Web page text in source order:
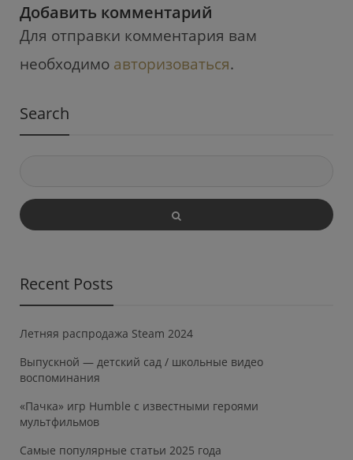
Добавить комментарий
Для отправки комментария вам
необходимо авторизоваться.
Search
Recent Posts
Летняя распродажа Steam 2024
Выпускной — детский сад / школьные видео
воспоминания
«Пачка» игр Humble с известными героями
мультфильмов
Самые популярные статьи 2025 года